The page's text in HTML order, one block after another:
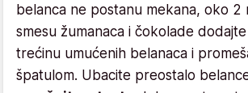
belanca ne postanu mekana, oko 2
smesu žumanaca i čokolade
trećinu umućenih belanaca i
špatulom. Ubacite preostalo